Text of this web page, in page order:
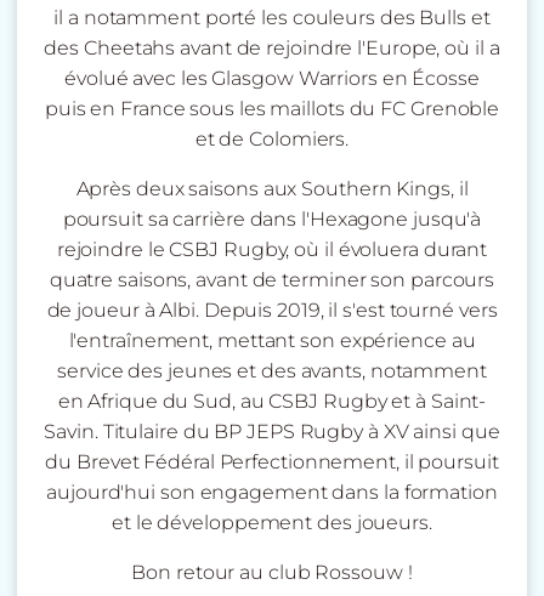
il a notamment porté les couleurs des Bulls et
des Cheetahs avant de rejoindre l'Europe, où il a
évolué avec les Glasgow Warriors en Écosse
puis en France sous les maillots du FC Grenoble
et de Colomiers.
Après deux saisons aux Southern Kings, il
poursuit sa carrière dans l'Hexagone jusqu'à
rejoindre le CSBJ Rugby, où il évoluera durant
quatre saisons, avant de terminer son parcours
de joueur à Albi. Depuis 2019, il s'est tourné vers
l'entraînement, mettant son expérience au
service des jeunes et des avants, notamment
en Afrique du Sud, au CSBJ Rugby et à Saint-
Savin. Titulaire du BP JEPS Rugby à XVainsi que
du Brevet Fédéral Perfectionnement, il poursuit
aujourd'hui son engagement dans la formation
et le développement des joueurs.
Bon retour au club Rossouw !